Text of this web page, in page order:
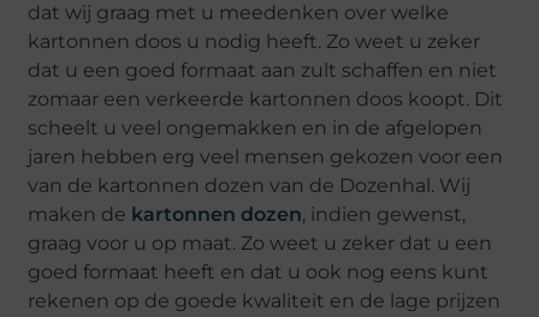
dat wij graag met u meedenken over welke
kartonnen doos u nodig heeft. Zo weet u zeker
dat u een goed formaat aan zult schaffen en niet
zomaar een verkeerde kartonnen doos koopt. Dit
scheelt u veel ongemakken en in de afgelopen
jaren hebben erg veel mensen gekozen voor een
van de kartonnen dozen van de Dozenhal. Wij
maken de kartonnen dozen, indien gewenst,
graag voor u op maat. Zo weet u zeker dat u een
goed formaat heeft en dat u ook nog eens kunt
rekenen op de goede kwaliteit en de lage prijzen